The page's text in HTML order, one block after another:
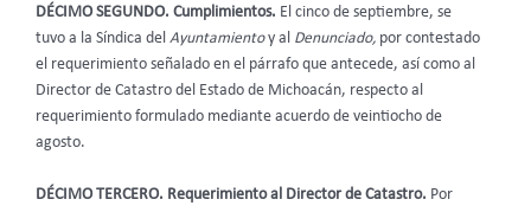
DÉCIMO SEGUNDO. Cumplimientos. El cinco de septiembre, se
tuvo a la Síndica del Ayuntamientoy al Denunciado, por contestado
el requerimiento señalado en el párrafo que antecede, así como al
Director de Catastro del Estado de Michoacán, respecto al
requerimiento formulado mediante acuerdo de veintiocho de
agosto.
DÉCIMO TERCERO. Requerimiento al Director de Catastro. Por